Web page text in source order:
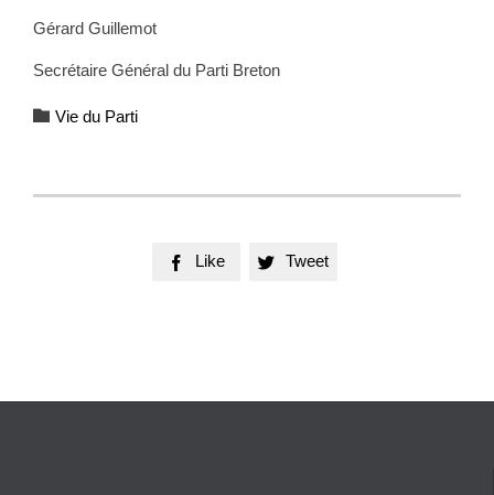
Gérard Guillemot
Secrétaire Général du Parti Breton
 Category
Vie du Parti
 Like  Tweet